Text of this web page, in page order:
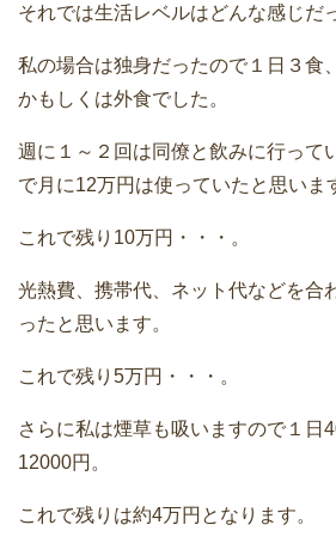
それでは生活レベルはどんな感じだ
私の場合は独身だったので１日３食
かもしくは外食でした。
週に１～２回は同僚と飲みに行って
で月に12万円は使っていたと思いま
これで残り10万円・・・。
光熱費、携帯代、ネット代などを合
ったと思います。
これで残り5万円・・・。
さらに私は煙草も吸いますので１日
12000円。
これで残りは約4万円となります。